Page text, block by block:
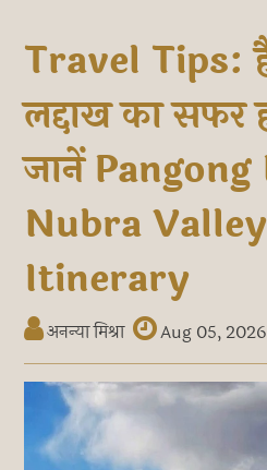
Travel Tips:
लद्दाख का सफर
जानें
Nubra
Itinerary
अनन्या मिश्रा Aug 05, 2026